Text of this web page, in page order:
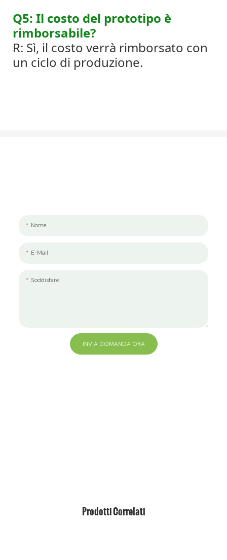
Q5: Il costo del prototipo è
rimborsabile?
R: Sì, il costo verrà rimborsato con
un ciclo di produzione.
Nome
E-Mail
Soddisfare
INVIA DOMANDA ORA
Prodotti Correlati